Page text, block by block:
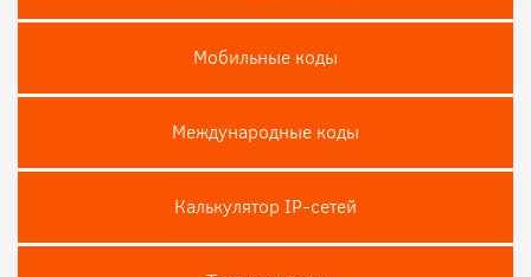
Мобильные коды
Международные коды
Калькулятор IP-сетей